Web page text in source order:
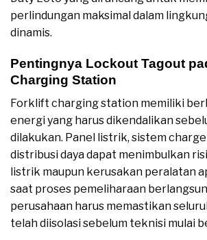
perlindungan maksimal dalam
dinamis.
Pentingnya Lockout Tagout
Charging Station
Forklift charging station memiliki
energi yang harus dikendalikan
dilakukan. Panel listrik, sistem
distribusi daya dapat menimbulkan
listrik maupun kerusakan peralatan
saat proses pemeliharaan
perusahaan harus memastikan
telah diisolasi sebelum teknisi mulai